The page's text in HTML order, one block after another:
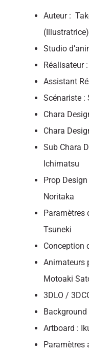
Auteur :
(Illustratrice)
Studio
Réalisateur
Assistant
Scénariste :
Chara
Chara
Sub Chara
Ichimatsu
Prop
Noritaka
Paramètres
Tsuneki
Conception
Animateurs
Motoaki
3DLO /
Artboard :
Paramètres